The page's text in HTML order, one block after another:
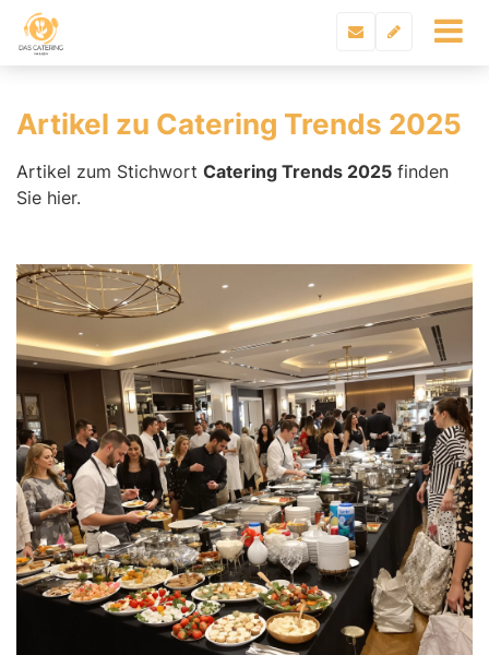
Artikel zu Catering Trends 2025
Artikel zum Stichwort Catering Trends 2025 finden
Sie hier.